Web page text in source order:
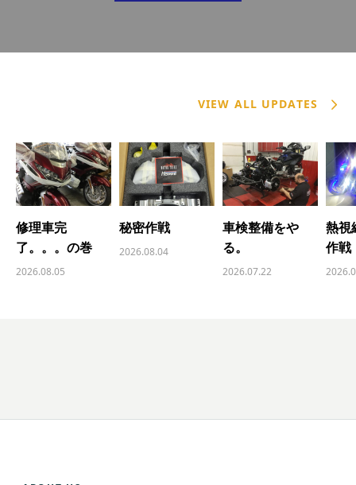
LATEST FROM TOMBOY
VIEW ALL UPDATES
修理車完
了。。。の巻
2026.08.05
秘密作戦
2026.08.04
車検整備をや
る。
2026.07.22
熱視
作戦